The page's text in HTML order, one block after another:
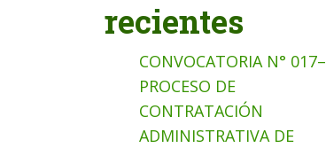
recientes
CONVOCATORIA N° 017–
PROCESO DE
CONTRATACIÓN
ADMINISTRATIVA DE